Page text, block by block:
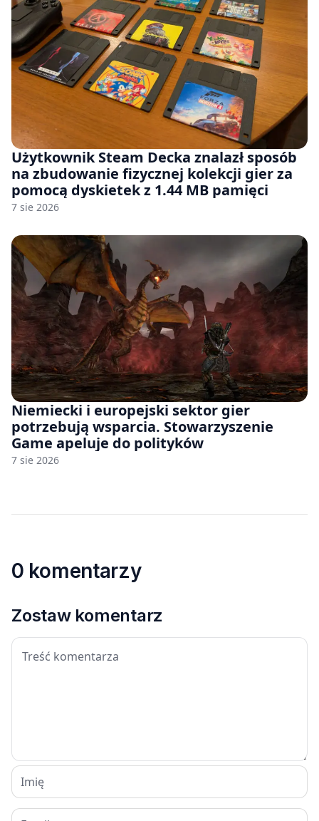
Użytkownik Steam Decka znalazł sposób
na zbudowanie fizycznej kolekcji gier za
pomocą dyskietek z 1.44 MB pamięci
7 sie 2026
Niemiecki i europejski sektor gier
potrzebują wsparcia. Stowarzyszenie
Game apeluje do polityków
7 sie 2026
0 komentarzy
Zostaw komentarz